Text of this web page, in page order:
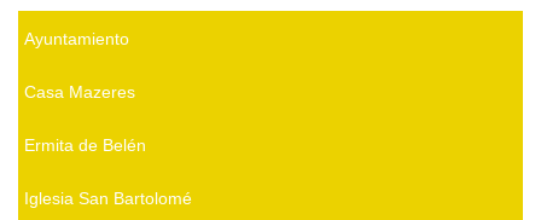
Ayuntamiento
Casa Mazeres
Ermita de Belén
Iglesia San Bartolomé